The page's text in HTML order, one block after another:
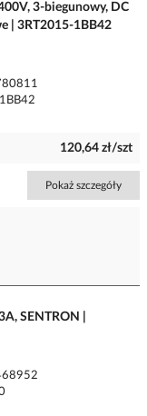
3-biegunowy, DC
| 3RT2015-1BB42
120,64 zł/szt
Pokaż szczegóły
SENTRON |